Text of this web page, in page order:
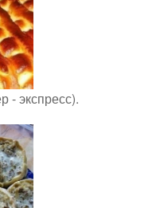
- экспресс).